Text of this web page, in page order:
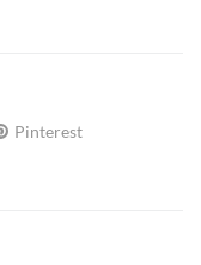
Pinterest